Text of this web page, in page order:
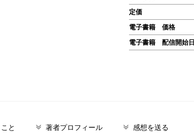
定価
電子書籍 価格
電子書籍 配信開始日
と 著者プロフィール 感想を送る